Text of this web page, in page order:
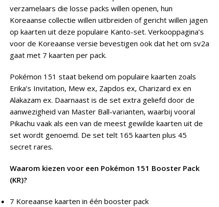
verzamelaars die losse packs willen openen, hun
Koreaanse collectie willen uitbreiden of gericht willen jagen
op kaarten uit deze populaire Kanto-set. Verkooppagina’s
voor de Koreaanse versie bevestigen ook dat het om sv2a
gaat met 7 kaarten per pack.
Pokémon 151 staat bekend om populaire kaarten zoals
Erika’s Invitation, Mew ex, Zapdos ex, Charizard ex en
Alakazam ex. Daarnaast is de set extra geliefd door de
aanwezigheid van Master Ball-varianten, waarbij vooral
Pikachu vaak als een van de meest gewilde kaarten uit de
set wordt genoemd. De set telt 165 kaarten plus 45
secret rares.
Waarom kiezen voor een Pokémon 151 Booster Pack
(KR)?
7 Koreaanse kaarten in één booster pack